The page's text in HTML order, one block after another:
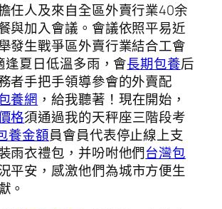
任人及來自全區外賣行業40余
與加入會議。會議依照平易近
發生戰爭區外賣行業結合工會
逢夏日低溫多雨，會長期包養后
者手把手領導參會的外賣配
養網 ，給我聽著！現在開始，
格須通過我的天秤座三階段考
養金額員會員代表停止線上支
雨衣禮包，并吩咐他們台灣包
平安，感激他們為城市方便生
。